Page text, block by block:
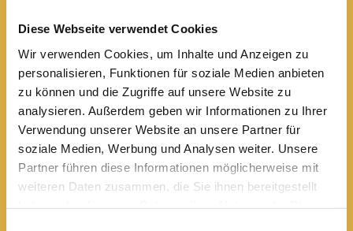
Diese Webseite verwendet Cookies
Wir verwenden Cookies, um Inhalte und Anzeigen zu
personalisieren, Funktionen für soziale Medien anbieten
zu können und die Zugriffe auf unsere Website zu
analysieren. Außerdem geben wir Informationen zu Ihrer
Verwendung unserer Website an unsere Partner für
soziale Medien, Werbung und Analysen weiter. Unsere
Partner führen diese Informationen möglicherweise mit
weiteren Daten zusammen, die Sie ihnen bereitgestellt
Schreiben Sie uns
Wenn Sie es bevorzugen, können
Sie uns eine E-Mail an